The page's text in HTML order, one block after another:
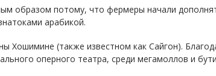
образом потому, что фермеры начали
арабикой.
Хошимине (также известном как Сайгон).
оперного театра, среди мегамоллов и